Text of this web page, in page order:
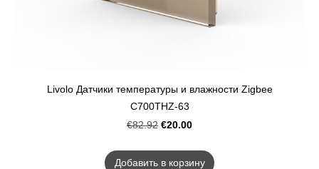
Livolo Датчики температуры и влажности Zigbee
C700THZ-63
€82.92 €20.00
Добавить в корзину